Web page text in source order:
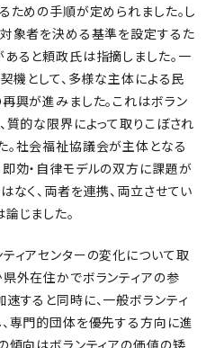
ための手順が定められました。し
象者を決める基準を設定するた
ると頼政氏は指摘しました。一
機として、多様な主体による民
興が進みました。これはボラン
質的な限界によって取りこぼされ
。社会福祉協議会が主体となる
効・自律モデルの双方に課題が
なく、両者を連携、両立させてい
じました。
ィアセンターの変化について取
外在住かでボランティアの参
すると同時に、一般ボランティ
専門的団体を優先する方向に進